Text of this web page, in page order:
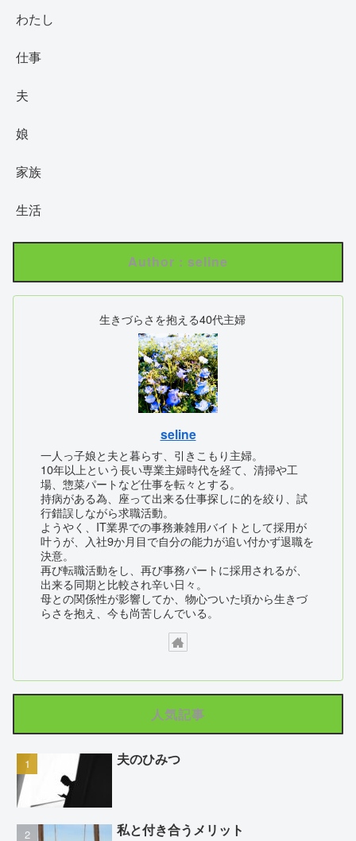
わたし
仕事
夫
娘
家族
生活
Author : seline
生きづらさを抱える40代主婦
seline
一人っ子娘と夫と暮らす、引きこもり主婦。
10年以上という長い専業主婦時代を経て、清掃や工
場、惣菜パートなど仕事を転々とする。
持病がある為、座って出来る仕事探しに的を絞り、試
行錯誤しながら求職活動。
ようやく、IT業界での事務兼雑用バイトとして採用が
叶うが、入社9か月目で自分の能力が追い付かず退職を
決意。
再び転職活動をし、再び事務パートに採用されるが、
出来る同期と比較され辛い日々。
母との関係性が影響してか、物心ついた頃から生きづ
らさを抱え、今も尚苦しんでいる。
人気記事
夫のひみつ
私と付き合うメリット